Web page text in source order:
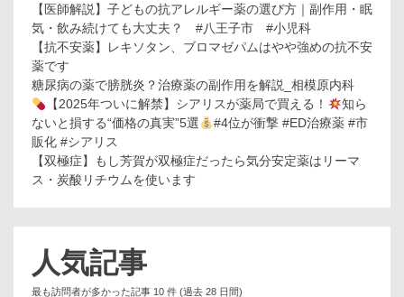
【医師解説】子どもの抗アレルギー薬の選び方｜副作用・眠
気・飲み続けても大丈夫？ #八王子市 #小児科
【抗不安薬】レキソタン、ブロマゼパムはやや強めの抗不安
薬です
糖尿病の薬で膀胱炎？治療薬の副作用を解説_相模原内科
【2025年ついに解禁】シアリスが薬局で買える！
知ら
ないと損する“価格の真実”5選
#4位が衝撃 #ED治療薬 #市
販化 #シアリス
【双極症】もし芳賀が双極症だったら気分安定薬はリーマ
ス・炭酸リチウムを使います
人気記事
最も訪問者が多かった記事 10 件 (過去 28 日間)